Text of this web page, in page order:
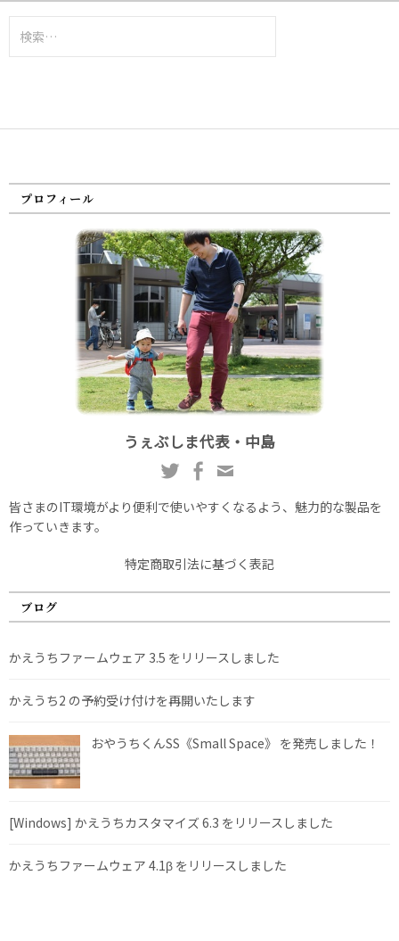
索:
プロフィール
うぇぶしま代表・中島
皆さまのIT環境がより便利で使いやすくなるよう、魅力的な製品を
作っていきます。
特定商取引法に基づく表記
ブログ
かえうちファームウェア 3.5 をリリースしました
かえうち2 の予約受け付けを再開いたします
おやうちくんSS《Small Space》 を発売しました！
[Windows] かえうちカスタマイズ 6.3 をリリースしました
かえうちファームウェア 4.1β をリリースしました